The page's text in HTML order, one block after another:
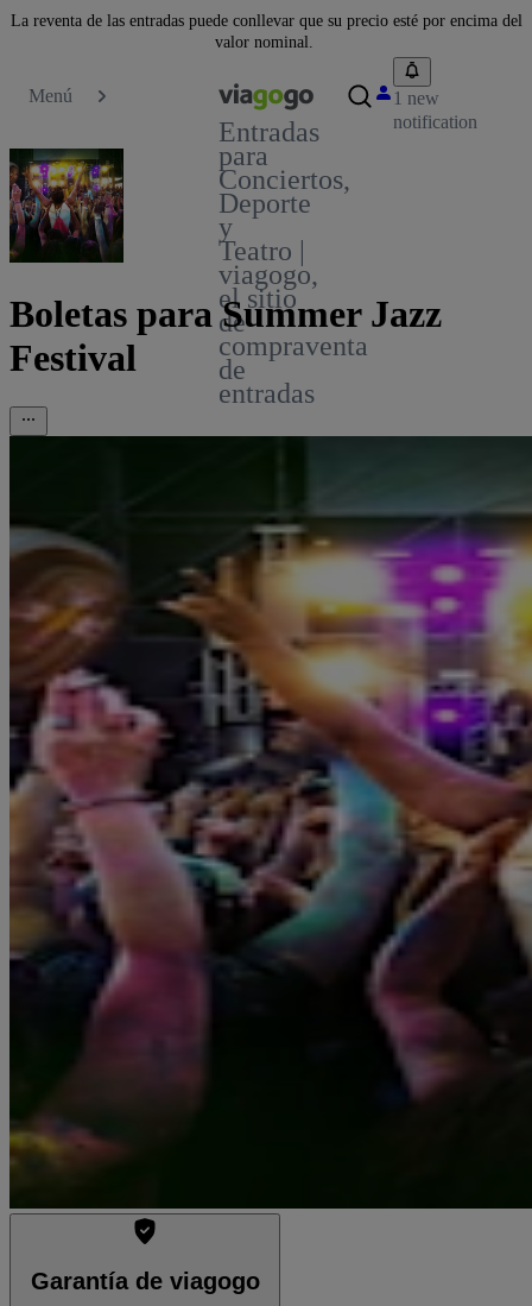
La reventa de las entradas puede conllevar que su precio esté por encima del
valor nominal.
Menú
Entradas
para
Conciertos,
Deporte
y
Teatro |
viagogo,
el sitio
de
compraventa
de
entradas
1 new
notification
Boletas para Summer Jazz
Festival
Garantía de viagogo